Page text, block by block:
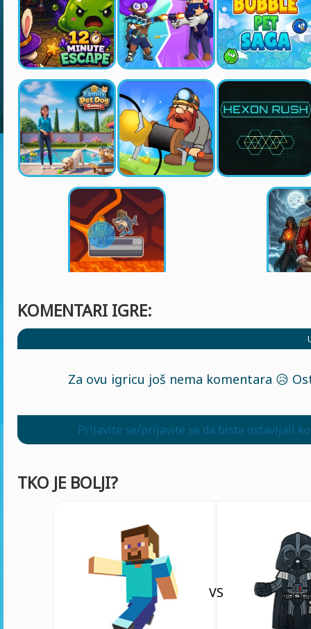
KOMENTARI IGRE:
Za ovu igricu još nema komentara 😥
Prijavite se/prijavite se da biste ostavljali
TKO JE BOLJI?
VS